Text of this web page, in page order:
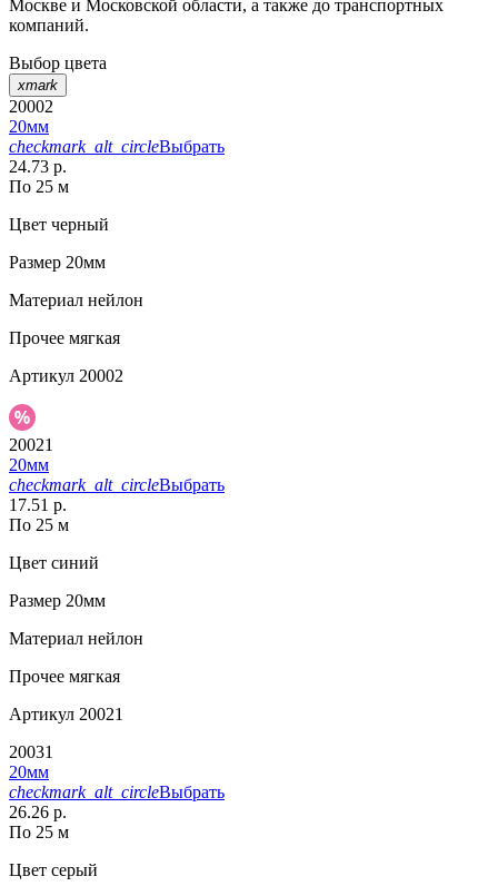
Москве и Московской области, а также до транспортных
компаний.
Выбор цвета
xmark
20002
20мм
checkmark_alt_circleВыбрать
24.73 р.
По 25 м
Цвет черный
Размер 20мм
Материал нейлон
Прочее мягкая
Артикул 20002
20021
20мм
checkmark_alt_circleВыбрать
17.51 р.
По 25 м
Цвет синий
Размер 20мм
Материал нейлон
Прочее мягкая
Артикул 20021
20031
20мм
checkmark_alt_circleВыбрать
26.26 р.
По 25 м
Цвет серый